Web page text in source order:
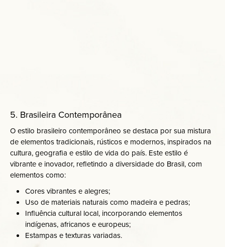
5. Brasileira Contemporânea
O estilo brasileiro contemporâneo se destaca por sua mistura
de elementos tradicionais, rústicos e modernos, inspirados na
cultura, geografia e estilo de vida do país. Este estilo é
vibrante e inovador, refletindo a diversidade do Brasil, com
elementos como:
Cores vibrantes e alegres;
Uso de materiais naturais como madeira e pedras;
Influência cultural local, incorporando elementos
indígenas, africanos e europeus;
Estampas e texturas variadas.